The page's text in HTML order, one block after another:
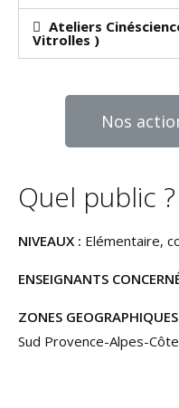
Ateliers
Vitrolles )
Nos
Quel public ?
NIVEAUX : Elémentaire,
ENSEIGNANTS
ZONES
Sud Provence-Alpes-